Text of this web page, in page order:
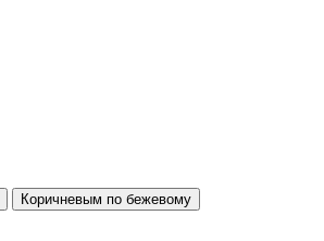
Коричневым по бежевому